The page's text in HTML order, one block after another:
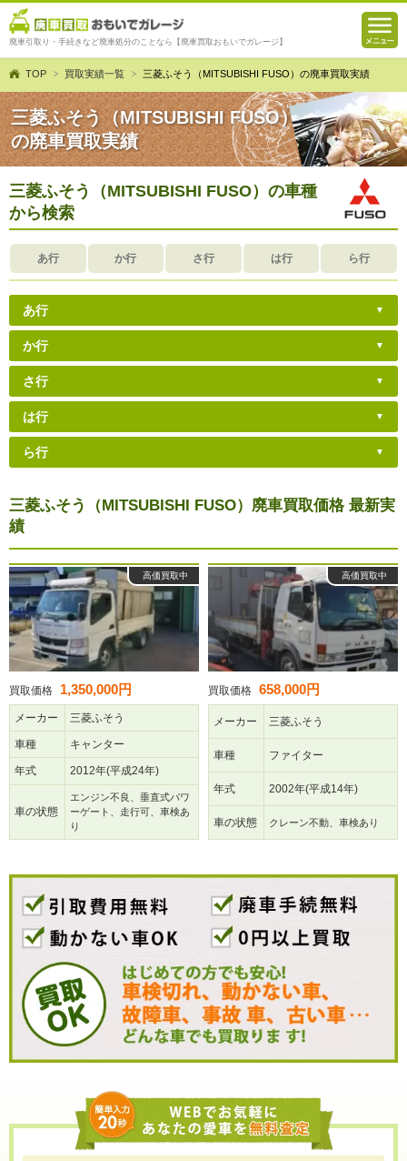
廃車引取り・手続きなど廃車処分のことなら【廃車買取おもいでガレージ】
TOP 買取実績一覧 三菱ふそう（MITSUBISHI FUSO）の廃車買取実績
三菱ふそう（MITSUBISHI FUSO）
の廃車買取実績
三菱ふそう（MITSUBISHI FUSO）の車種
から検索
あ行 か行 さ行 は行 ら行
あ行
か行
さ行
は行
ら行
三菱ふそう（MITSUBISHI FUSO）廃車買取価格 最新実
績
高価買取中
買取価格 1,350,000円
メーカー 三菱ふそう
車種 キャンター
年式 2012年(平成24年)
車の状態
エンジン不良、垂直式パワ
ーゲート、走行可、車検あ
り
高価買取中
買取価格 658,000円
メーカー 三菱ふそう
車種 ファイター
年式 2002年(平成14年)
車の状態 クレーン不動、車検あり